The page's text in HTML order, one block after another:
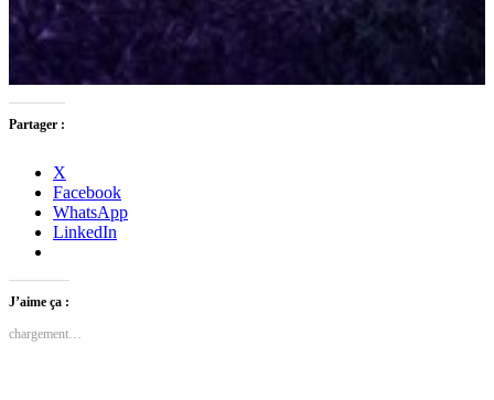
Partager :
X
Facebook
WhatsApp
LinkedIn
J’aime ça :
chargement…